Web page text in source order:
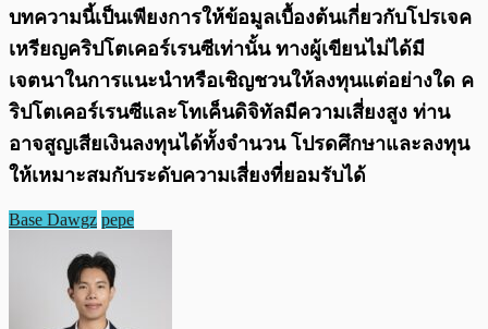
บทความนี้เป็นเพียงการให้ข้อมูลเบื้องต้นเกี่ยวกับโปรเจค
เหรียญคริปโตเคอร์เรนซีเท่านั้น ทางผู้เขียนไม่ได้มี
เจตนาในการแนะนำหรือเชิญชวนให้ลงทุนแต่อย่างใด ค
ริปโตเคอร์เรนซีและโทเค็นดิจิทัลมีความเสี่ยงสูง ท่าน
อาจสูญเสียเงินลงทุนได้ทั้งจํานวน โปรดศึกษาและลงทุน
ให้เหมาะสมกับระดับความเสี่ยงที่ยอมรับได้
Base Dawgz pepe